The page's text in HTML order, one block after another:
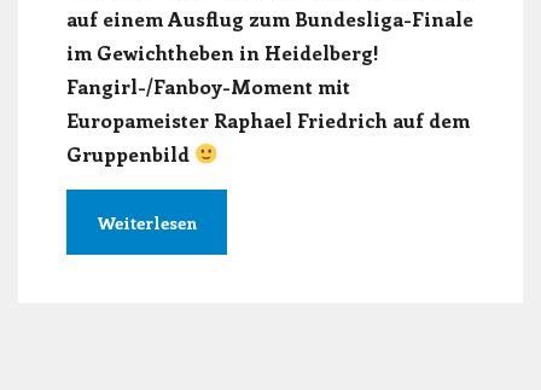
auf einem Ausflug zum Bundesliga-Finale
im Gewichtheben in Heidelberg!
Fangirl-/Fanboy-Moment mit
Europameister Raphael Friedrich auf dem
Gruppenbild
Weiterlesen